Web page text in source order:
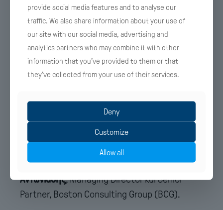
από1 δισ. επιβάτες», πρόσθεσε ο Alexander
Zinell, οι περισσότεροι εκ των οποίων θα
εξυπηρετούνται από αεροδρόμια μικρών
νησιών. Αναφέρθηκε επίσης στην ενίσχυση
των θέσεων εργασίας καθώςστα αεροδρόμια
της Fraport εργάζονται σήμερα περίπου
Executive Officer της Fraport Greece τόνισε
την ανάγκη να βρεθεί ισορροπία μεταξύ των
δημόσιων και των ιδιωτικών επενδύσεων.
Τη συζήτηση συντόνισε οΒασίλης
Αντωνιάδης, Managing Director και Senior
Partner, Boston Consulting Group (BCG).
provide social media features and to analyse our
traffic. We also share information about your use of
our site with our social media, advertising and
analytics partners who may combine it with other
information that you’ve provided to them or that
they’ve collected from your use of their services.
Deny
Customize
Allow all